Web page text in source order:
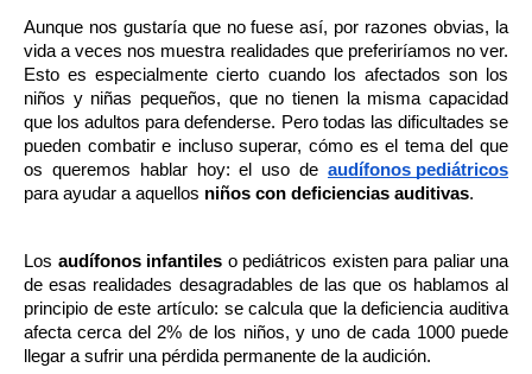
Aunque nos gustaría que no fuese así, por razones obvias, la
vida a veces nos muestra realidades que preferiríamos no ver.
Esto es especialmente cierto cuando los afectados son los
niños y niñas pequeños, que no tienen la misma capacidad
que los adultos para defenderse. Pero todas las dificultades se
pueden combatir e incluso superar, cómo es el tema del que
os queremos hablar hoy: el uso de audífonos pediátricos
para ayudar a aquellos niños con deficiencias auditivas.
Los audífonos infantiles o pediátricos existen para paliar una
de esas realidades desagradables de las que os hablamos al
principio de este artículo: se calcula que la deficiencia auditiva
afecta cerca del 2% de los niños, y uno de cada 1000 puede
llegar a sufrir una pérdida permanente de la audición.